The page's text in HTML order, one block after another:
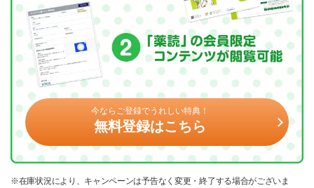
今ならご登録でうれしい特典！
無料登録はこちら
※在庫状況により、キャンペーンは予告なく変更・終了する場合がございま